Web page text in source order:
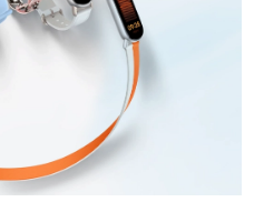
раз в 2 недели